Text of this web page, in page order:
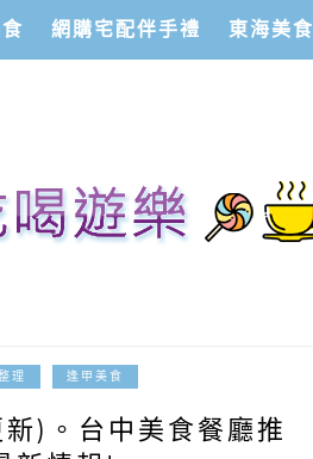
網購宅配伴手禮 東海美食
理 逢甲美食
)。台中美食餐廳推